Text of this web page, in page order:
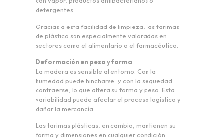
detergentes.
Gracias a esta facilidad de limpieza, las tarimas
de plástico son especialmente valoradas en
sectores como el alimentario o el farmacéutico.
Deformación en peso y forma
La madera es sensible al entorno. Con la
humedad puede hincharse, y con la sequedad
contraerse, lo que altera su forma y peso. Esta
variabilidad puede afectar el proceso logístico y
dañar la mercancía.
Las tarimas plásticas, en cambio, mantienen su
forma y dimensiones en cualquier condición